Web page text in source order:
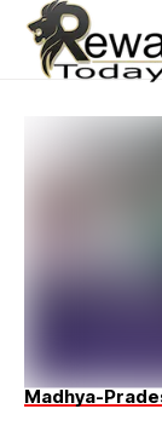
Madhya-